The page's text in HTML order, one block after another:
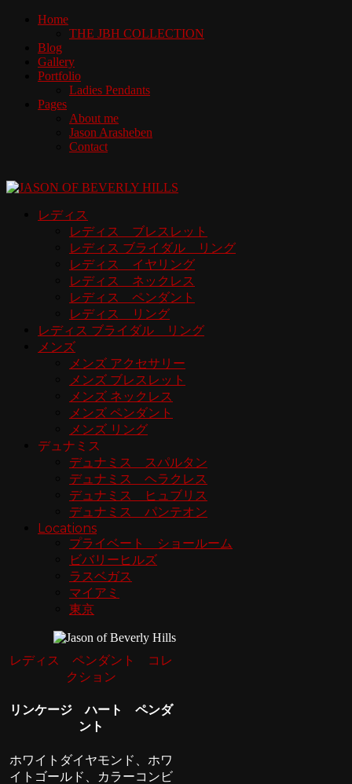
Home
THE JBH COLLECTION
Blog
Gallery
Portfolio
Ladies Pendants
Pages
About me
Jason Arasheben
Contact
レディス
レディス ブレスレット
レディス ブライダル リング
レディス イヤリング
レディス ネックレス
レディス ペンダント
レディス リング
レディス ブライダル リング
メンズ
メンズ アクセサリー
メンズ ブレスレット
メンズ ネックレス
メンズ ペンダント
メンズ リング
デュナミス
デュナミス スパルタン
デュナミス ヘラクレス
デュナミス ヒュブリス
デュナミス パンテオン
Locations
プライベート ショールーム
ビバリーヒルズ
ラスベガス
マイアミ
東京
レディス ペンダント コレ
クション
リンケージ ハート ペンダ
ント
ホワイトダイヤモンド、ホワ
イトゴールド、カラーコンビ